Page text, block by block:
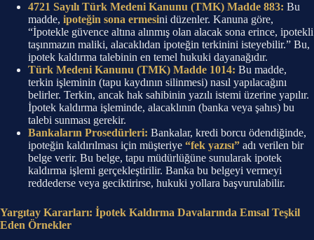
4721 Sayılı Türk Medeni Kanunu (TMK) Madde 883: Bu
madde, ipoteğin sona ermesini düzenler. Kanuna göre,
“İpotekle güvence altına alınmış olan alacak sona erince, ipotekli
taşınmazın maliki, alacaklıdan ipoteğin terkinini isteyebilir.” Bu,
ipotek kaldırma talebinin en temel hukuki dayanağıdır.
Türk Medeni Kanunu (TMK) Madde 1014: Bu madde,
terkin işleminin (tapu kaydının silinmesi) nasıl yapılacağını
belirler. Terkin, ancak hak sahibinin yazılı istemi üzerine yapılır.
İpotek kaldırma işleminde, alacaklının (banka veya şahıs) bu
talebi sunması gerekir.
Bankaların Prosedürleri: Bankalar, kredi borcu ödendiğinde,
ipoteğin kaldırılması için müşteriye “fek yazısı” adı verilen bir
belge verir. Bu belge, tapu müdürlüğüne sunularak ipotek
kaldırma işlemi gerçekleştirilir. Banka bu belgeyi vermeyi
reddederse veya geciktirirse, hukuki yollara başvurulabilir.
Yargıtay Kararları: İpotek Kaldırma Davalarında Emsal Teşkil
Eden Örnekler